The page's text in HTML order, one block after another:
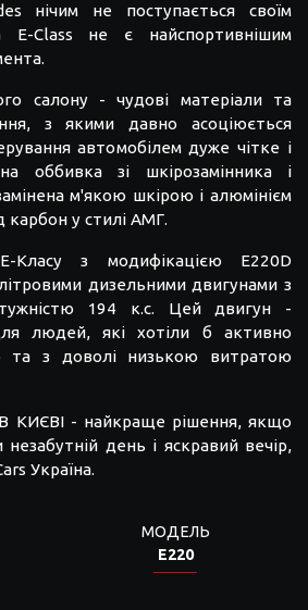
нічим не поступається своїм
E-Class не є найспортивнішим
салону - чудові матеріали та
з якими давно асоціюється
автомобілем дуже чітке і
оббивка зі шкірозамінника і
м'якою шкірою і алюмінієм
карбон у стилі АМГ.
Класу з модифікацією E220D
дизельними двигунами з
194 к.с. Цей двигун -
людей, які хотіли б активно
та з доволі низькою витратою
- найкраще рішення, якщо
день і яскравий вечір,
Україна.
МОДЕЛЬ
E220